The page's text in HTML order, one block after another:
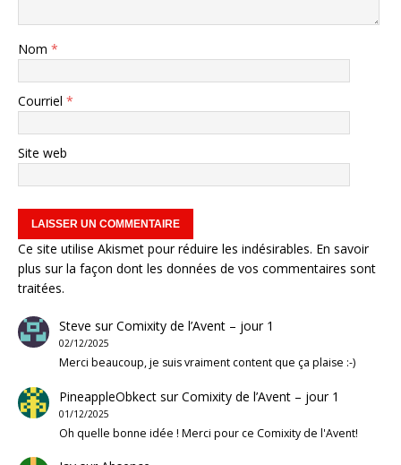
Nom *
Courriel *
Site web
Ce site utilise Akismet pour réduire les indésirables. En savoir
plus sur la façon dont les données de vos commentaires sont
traitées.
Steve surComixity de l’Avent – jour 1
02/12/2025
Merci beaucoup, je suis vraiment content que ça plaise :-)
PineappleObkectsurComixity de l’Avent – jour 1
01/12/2025
Oh quelle bonne idée ! Merci pour ce Comixity de l'Avent!